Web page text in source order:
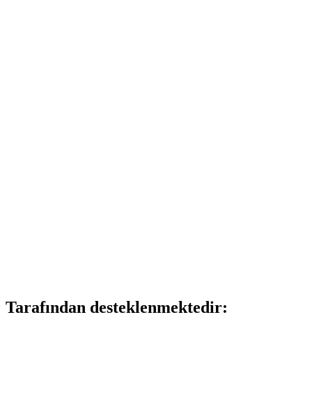
Tarafından desteklenmektedir: